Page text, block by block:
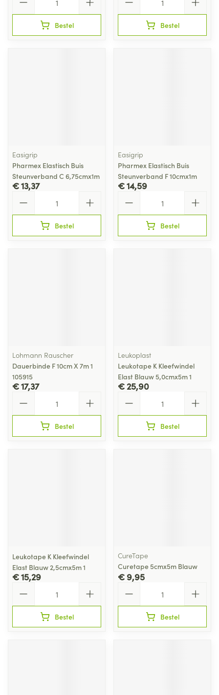
Bestel Bestel
Easigrip
Pharmex Elastisch Buis
Steunverband C 6,75cmx1m
€ 13,37
Bestel
Easigrip
Pharmex Elastisch Buis
Steunverband F 10cmx1m
€ 14,59
Bestel
Lohmann Rauscher
Dauerbinde F 10cm X 7m 1
105915
€ 17,37
Bestel
Leukoplast
Leukotape K Kleefwindel
Elast Blauw 5,0cmx5m 1
€ 25,90
Bestel
Leukotape K Kleefwindel
Elast Blauw 2,5cmx5m 1
€ 15,29
Bestel
CureTape
Curetape 5cmx5m Blauw
€ 9,95
Bestel